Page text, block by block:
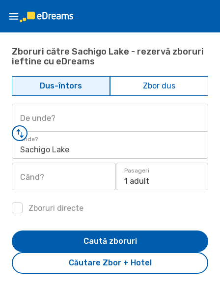
Zboruri către Sachigo Lake - rezervă zboruri
ieftine cu eDreams
Dus-întors Zbor dus
De unde?
Unde?
Sachigo Lake
Când?
Pasageri
1 adult
Zboruri directe
Căutare Zbor + Hotel
Caută zboruri